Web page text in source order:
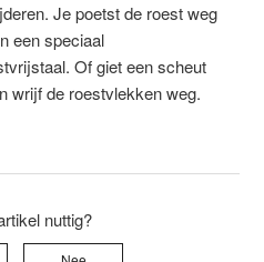
Je poetst de roest weg
een speciaal
Of giet een scheut
wrijf de roestvlekken weg.
nuttig?